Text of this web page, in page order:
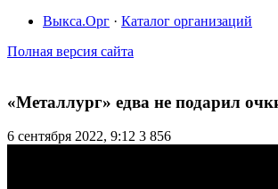
Выкса.Орг · Каталог организаций
Полная версия сайта
«Металлург» едва не подарил
6 сентября 2022, 9:12 3 856